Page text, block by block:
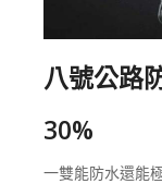
八號公路
30%
一雙能防水還能